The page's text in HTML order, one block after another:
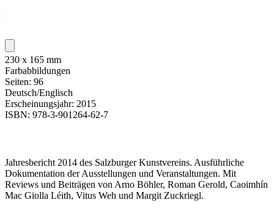
230 x 165 mm
Farbabbildungen
Seiten: 96
Deutsch/Englisch
Erscheinungsjahr: 2015
ISBN: 978-3-901264-62-7
Jahresbericht 2014 des Salzburger Kunstvereins. Ausführliche
Dokumentation der Ausstellungen und Veranstaltungen. Mit
Reviews und Beiträgen von Arno Böhler, Roman Gerold, Caoimhín
Mac Giolla Léith, Vitus Weh und Margit Zuckriegl.